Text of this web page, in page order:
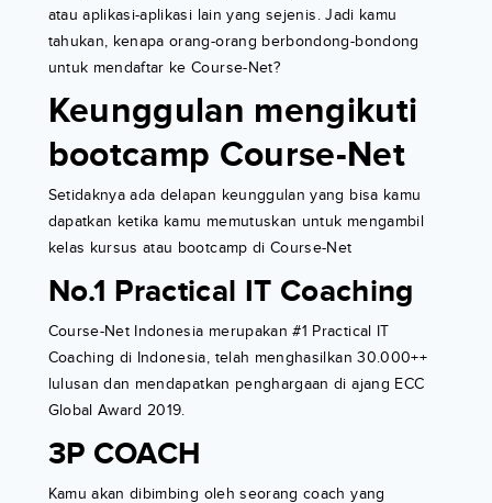
atau aplikasi-aplikasi lain yang sejenis. Jadi kamu
tahukan, kenapa orang-orang berbondong-bondong
untuk mendaftar ke Course-Net?
Keunggulan mengikuti
bootcamp Course-Net
Setidaknya ada delapan keunggulan yang bisa kamu
dapatkan ketika kamu memutuskan untuk mengambil
kelas kursus atau bootcamp di Course-Net
No.1 Practical IT Coaching
Course-Net Indonesia merupakan #1 Practical IT
Coaching di Indonesia, telah menghasilkan 30.000++
lulusan dan mendapatkan penghargaan di ajang ECC
Global Award 2019.
3P COACH
Kamu akan dibimbing oleh seorang coach yang